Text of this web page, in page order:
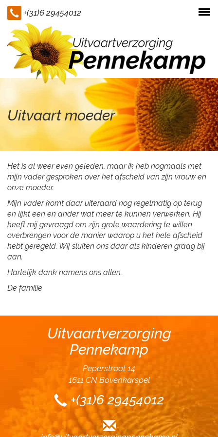
+(31)6 29454012
Uitvaart moeder
Het is al weer even geleden, maar ik heb nogmaals met
mijn vader gesproken over het afscheid van zijn vrouw en
onze moeder.
Mijn vader komt daar uiteraard nog regelmatig op terug
en lijkt een en ander wat meer te kunnen verwerken. Hij
heeft mij gevraagd om zijn grote waardering te willen
overbrengen voor de manier waarop u het hele afscheid
hebt geregeld. Wij sluiten ons daar als kinderen graag bij
aan.
Hartelijk dank namens ons allen.
De familie
Uitvaartverzorging
Pennekamp
Peperstraat 14
1611 CN Bovenkarspel
+(31)6 29454012